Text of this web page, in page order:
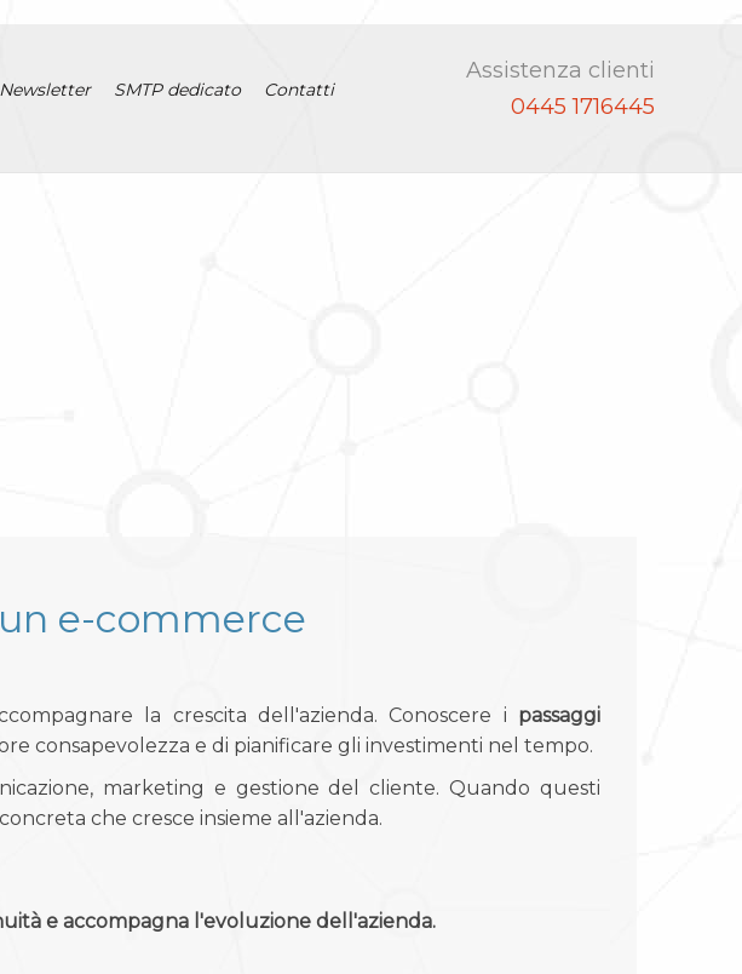
Newsletter SMTP dedicato Contatti
Assistenza clienti
0445 1716445
e-commerce
la crescita dell'azienda. Conoscere i passaggi
consapevolezza e di pianificare gli investimenti nel tempo.
marketing e gestione del cliente. Quando questi
che cresce insieme all'azienda.
e accompagna l'evoluzione dell'azienda.